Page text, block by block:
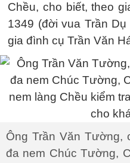
Chều, cho biết, theo
1349 (đời vua Trần
gia đình cụ Trần Văn
Ông Trần Văn Tường,
đa nem Chúc Tường,